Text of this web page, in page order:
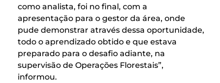
como analista, foi no final, com a
apresentação para o gestor da área, onde
pude demonstrar através dessa oportunidade,
todo o aprendizado obtido e que estava
preparado para o desafio adiante, na
supervisão de Operações Florestais”,
informou.